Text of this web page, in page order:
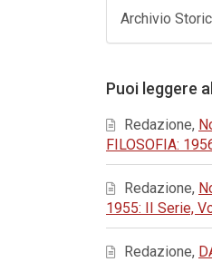
Archivio
Puoi leggere
Redazione,
FILOSOFIA:
Redazione,
1955: II Serie,
Redazione,